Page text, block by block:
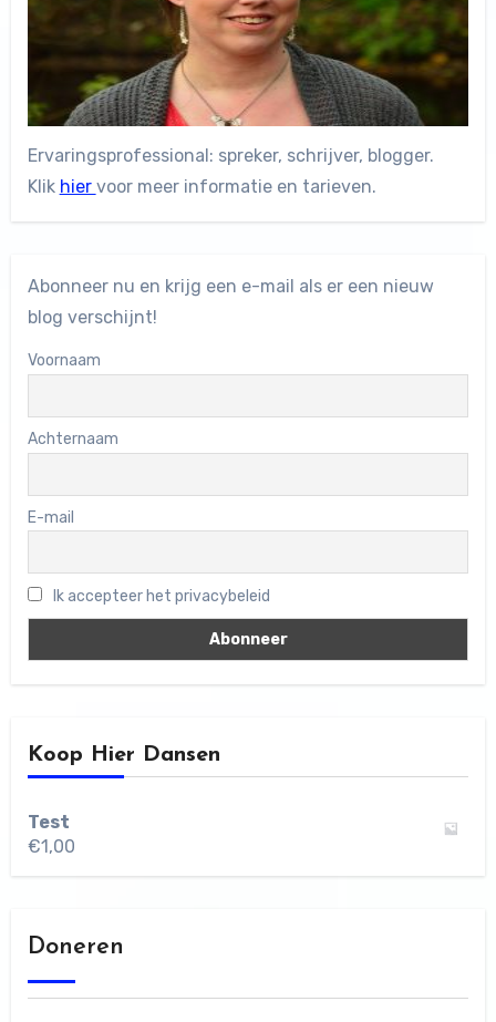
Ervaringsprofessional: spreker, schrijver, blogger.
Klik hier voor meer informatie en tarieven.
Abonneer nu en krijg een e-mail als er een nieuw
blog verschijnt!
Voornaam
Achternaam
E-mail
Ik accepteer het privacybeleid
Koop Hier Dansen
Test
€1,00
Doneren